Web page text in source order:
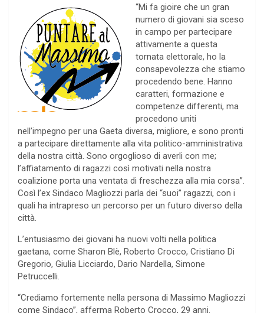
“Mi fa gioire che un gran
numero di giovani sia sceso
in campo per partecipare
attivamente a questa
tornata elettorale, ho la
consapevolezza che stiamo
procedendo bene. Hanno
caratteri, formazione e
competenze differenti, ma
procedono uniti
nell’impegno per una Gaeta diversa, migliore, e sono pronti
a partecipare direttamente alla vita politico-amministrativa
della nostra città. Sono orgoglioso di averli con me;
l’affiatamento di ragazzi così motivati nella nostra
coalizione porta una ventata di freschezza alla mia corsa”.
Così l’ex Sindaco Magliozzi parla dei “suoi” ragazzi, con i
quali ha intrapreso un percorso per un futuro diverso della
città.
L’entusiasmo dei giovani ha nuovi volti nella politica
gaetana, come Sharon Blè, Roberto Crocco, Cristiano Di
Gregorio, Giulia Licciardo, Dario Nardella, Simone
Petruccelli.
“Crediamo fortemente nella persona di Massimo Magliozzi
come Sindaco”, afferma Roberto Crocco, 29 anni.